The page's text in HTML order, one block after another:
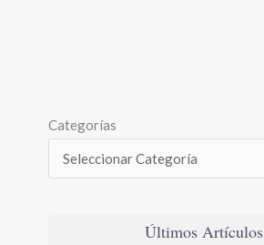
Categorías
Últimos Artículos